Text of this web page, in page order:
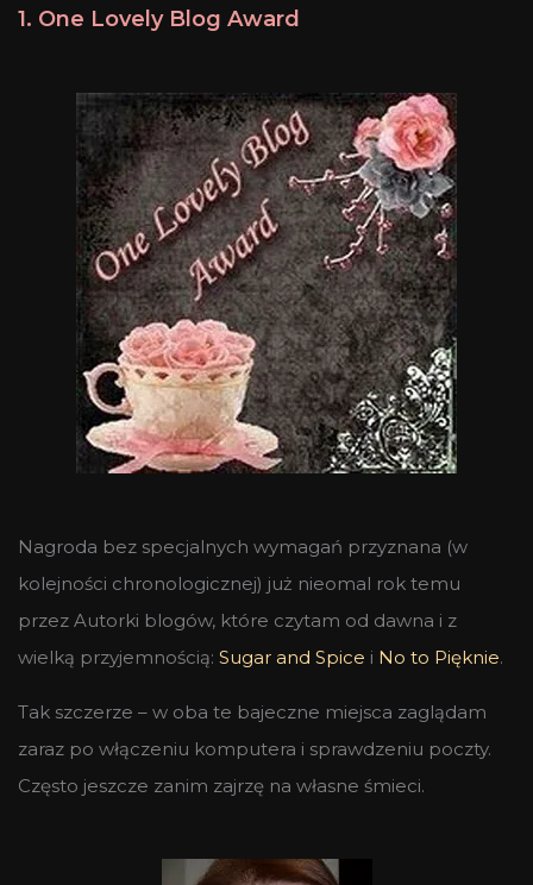
1. One Lovely Blog Award
Nagroda bez specjalnych wymagań przyznana (w
kolejności chronologicznej) już nieomal rok temu
przez Autorki blogów, które czytam od dawna i z
wielką przyjemnością: Sugar and Spice i No to Pięknie.
Tak szczerze – w oba te bajeczne miejsca zaglądam
zaraz po włączeniu komputera i sprawdzeniu poczty.
Często jeszcze zanim zajrzę na własne śmieci.